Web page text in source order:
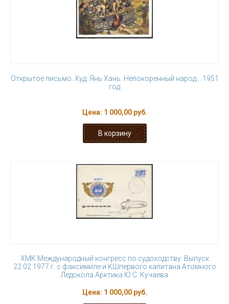
Открытое письмо. Худ. Янь Хань. Непокоренный народ... 1951
год
Цена: 1 000,00 руб.
ХМК Международный конгресс по судоходству. Выпуск
22.02.1977 г. с факсимиле и КШпервого капитана Атомного
Ледокола Арктика Ю.С. Кучаева
Цена: 1 000,00 руб.